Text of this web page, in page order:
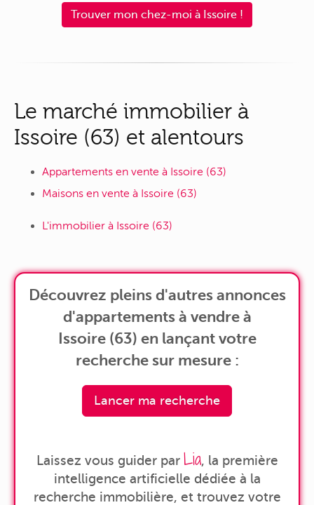
Trouver mon chez-moi à Issoire !
Le marché immobilier à
Issoire (63) et alentours
Appartements en vente à Issoire (63)
Maisons en vente à Issoire (63)
L'immobilier à Issoire (63)
Découvrez pleins d'autres annonces
d'appartements à vendre à
Issoire (63) en lançant votre
recherche sur mesure :
Lancer ma recherche
Laissez vous guider par Lia, la première
intelligence artificielle dédiée à la
recherche immobilière, et trouvez votre